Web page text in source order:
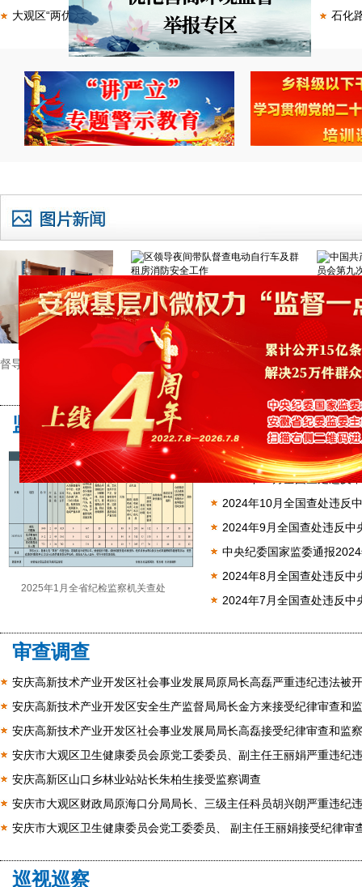
大观区“两优一先”表彰大会召开
石化
研重点工作
区领导夜间带队督查电动自行车及群 中国共产党
监督曝光
2025年1月全省纪检监察机关查处
2025年1月全省纪检监察机
2024年11月全国查处违反
2024年10月全国查处违反
2024年9月全国查处违反中
中央纪委国家监委通报
2024年8月全国查处违反中
2024年7月全国查处违反中
审查调查
安庆高新技术产业开发区社会事业发展局原局长高磊严重违纪违法被
安庆高新技术产业开发区安全生产监督局局长金方来接受纪律审查和
安庆高新技术产业开发区社会事业发展局局长高磊接受纪律审查和监
安庆市大观区卫生健康委员会原党工委委员、副主任王丽娟严重违纪
安庆高新区山口乡林业站站长朱柏生接受监察调查
安庆市大观区财政局原海口分局局长、三级主任科员胡兴朗严重违纪
安庆市大观区卫生健康委员会党工委委员、 副主任王丽娟接受纪律审
巡视巡察